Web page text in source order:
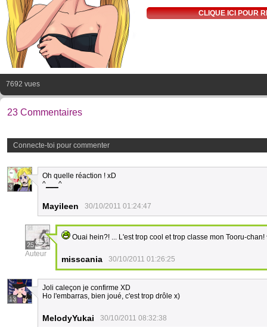
CLIQUE ICI POUR
7692 vues
23 Commentaires
Connecte-toi pour commenter
3
Oh quelle réaction ! xD
^
^
Mayileen 30/10/2011 01:24:47
25
Auteur
Ouai hein?! ... L'est trop cool et trop classe mon Tooru-
misscania 30/10/2011 01:26:25
13
Joli caleçon je confirme XD
Ho l'embarras, bien joué, c'est trop drôle x)
MelodyYukai 30/10/2011 08:32:38